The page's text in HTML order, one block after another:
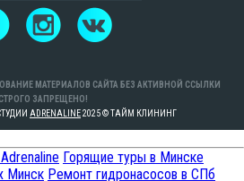
МАТЕРИАЛОВ САЙТА БЕЗ АКТИВНОЙ ССЫЛКИ
СТРОГО ЗАПРЕЩЕНО!
ADRENALINE2025 © ТАЙМ КЛИНИНГ
Горящие туры в Минске
Минск Ремонт гидронасосов в СПб